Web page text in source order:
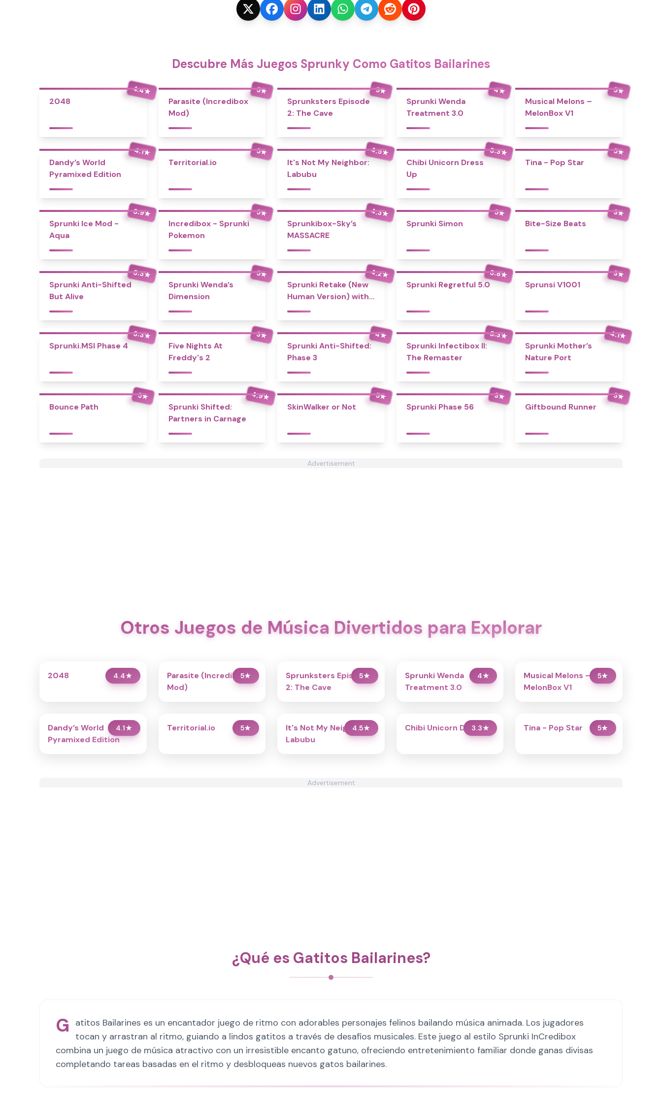
Descubre Más Juegos Sprunky Como Gatitos Bailarines
4.4★
2048
5★
Parasite (Incredibox
Mod)
5★
Sprunksters Episode
2: The Cave
4★
Sprunki Wenda
Treatment 3.0
5★
Musical Melons –
MelonBox V1
4.1★
Dandy’s World
Pyramixed Edition
5★
Territorial.io
4.5★
It's Not My Neighbor:
Labubu
3.3★
Chibi Unicorn Dress
Up
5★
Tina - Pop Star
3.9★
Sprunki Ice Mod -
Aqua
5★
Incredibox - Sprunki
Pokemon
4.3★
Sprunkibox-Sky’s
MASSACRE
5★
Sprunki Simon
3★
Bite-Size Beats
3.3★
Sprunki Anti-Shifted
But Alive
5★
Sprunki Wenda’s
Dimension
4.2★
Sprunki Retake (New
Human Version) with
Bonus
3.8★
Sprunki Regretful 5.0
3★
Sprunsi V1001
3.3★
Sprunki.MSI Phase 4
3★
Five Nights At
Freddy's 2
4★
Sprunki Anti-Shifted:
Phase 3
3.3★
Sprunki Infectibox II:
The Remaster
4.1★
Sprunki Mother’s
Nature Port
5★
Bounce Path
4.9★
Sprunki Shifted:
Partners in Carnage
5★
SkinWalker or Not
3★
Sprunki Phase 56
3★
Giftbound Runner
Advertisement
Otros Juegos de Música Divertidos para Explorar
4.4★
2048 5★
Parasite (Incredibox
Mod)
5★
Sprunksters Episode
2: The Cave
4★
Sprunki Wenda
Treatment 3.0
5★
Musical Melons –
MelonBox V1
4.1★
Dandy’s World
Pyramixed Edition
5★
Territorial.io 4.5★
It's Not My Neighbor:
Labubu
3.3★
Chibi Unicorn Dress Up 5★
Tina - Pop Star
Advertisement
¿Qué es Gatitos Bailarines?
G
atitos Bailarines es un encantador juego de ritmo con adorables personajes felinos bailando música animada. Los jugadores
tocan y arrastran al ritmo, guiando a lindos gatitos a través de desafíos musicales. Este juego al estilo Sprunki InCredibox
combina un juego de música atractivo con un irresistible encanto gatuno, ofreciendo entretenimiento familiar donde ganas divisas
completando tareas basadas en el ritmo y desbloqueas nuevos gatos bailarines.